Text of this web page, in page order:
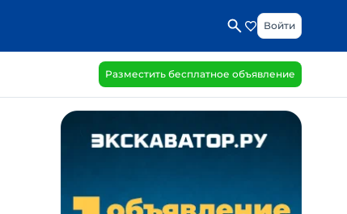
Войти
Разместить бесплатное объявление